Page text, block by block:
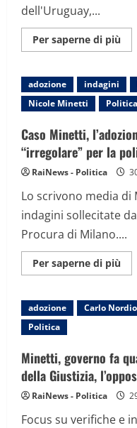
dell'Uruguay,...
Per saperne di più
la
del
che
ha
adozione indagini
Nicole Minetti
Politica
Caso Minetti,
“irregolare” per la
RaiNews - Politica
Lo scrivono media
indagini sollecitate
Procura di Milano....
Per saperne di più
per
la
adozione Carlo Nordio
Politica
Minetti, governo fa
della Giustizia,
RaiNews - Politica
Focus su verifiche e